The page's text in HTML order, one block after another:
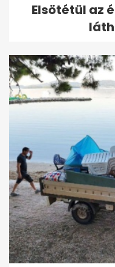
Elsötétül az